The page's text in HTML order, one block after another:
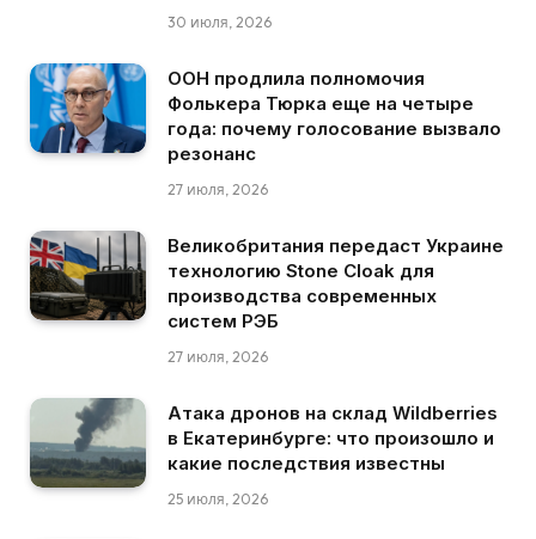
30 июля, 2026
ООН продлила полномочия
Фолькера Тюрка еще на четыре
года: почему голосование вызвало
резонанс
27 июля, 2026
Великобритания передаст Украине
технологию Stone Cloak для
производства современных
систем РЭБ
27 июля, 2026
Атака дронов на склад Wildberries
в Екатеринбурге: что произошло и
какие последствия известны
25 июля, 2026